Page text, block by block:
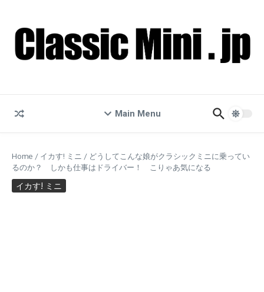
Main Menu
Home / イカす! ミニ / どうしてこんな娘がクラシックミニに乗ってい
るのか？ しかも仕事はドライバー！ こりゃあ気になる
イカす! ミニ